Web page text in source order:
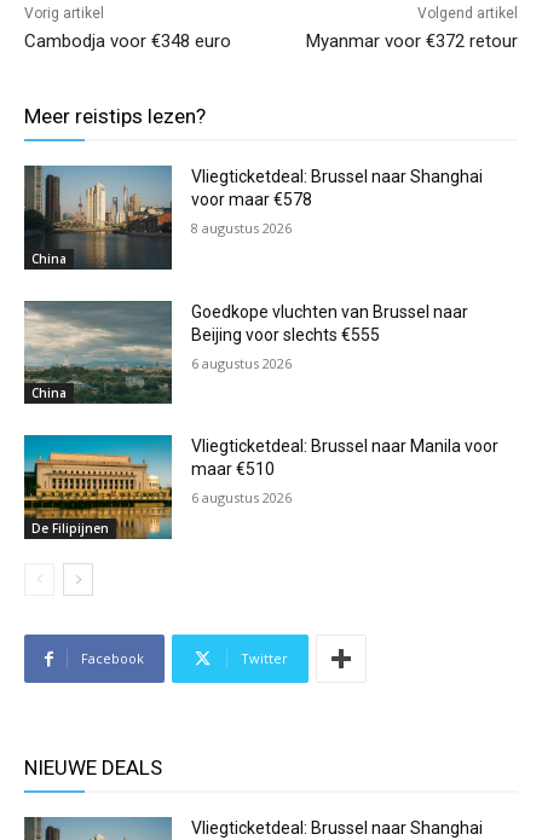
Vorig artikel
Cambodja voor €348 euro
Volgend artikel
Myanmar voor €372 retour
Meer reistips lezen?
China
Vliegticketdeal: Brussel naar Shanghai
voor maar €578
8 augustus 2026
China
Goedkope vluchten van Brussel naar
Beijing voor slechts €555
6 augustus 2026
De Filipijnen
Vliegticketdeal: Brussel naar Manila voor
maar €510
6 augustus 2026
Facebook Twitter
NIEUWE DEALS
Vliegticketdeal: Brussel naar Shanghai